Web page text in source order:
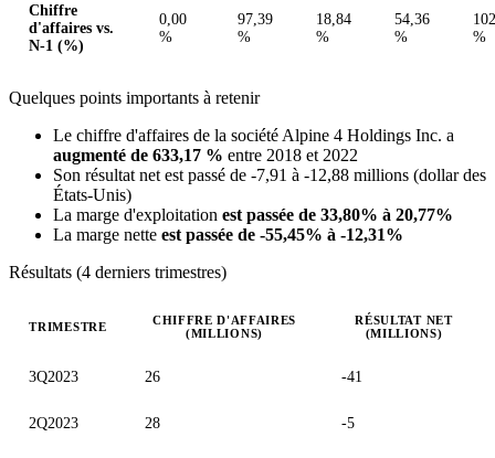
Chiffre
d'affaires vs.
N-1 (%)
0,00
%
97,39
%
18,84
%
54,36
%
%
Quelques points importants à retenir
Le chiffre d'affaires de la société Alpine 4 Holdings Inc. a
augmenté de 633,17 % entre 2018 et 2022
Son résultat net est passé de -7,91 à -12,88 millions (dollar des
États-Unis)
La marge d'exploitation est passée de 33,80% à 20,77%
La marge nette est passée de -55,45% à -12,31%
Résultats (4 derniers trimestres)
TRIMESTRE
CHIFFRE D'AFFAIRES
(MILLIONS)
RÉSULTAT NET
(MILLIONS)
3Q2023 26 -41
2Q2023 28 -5